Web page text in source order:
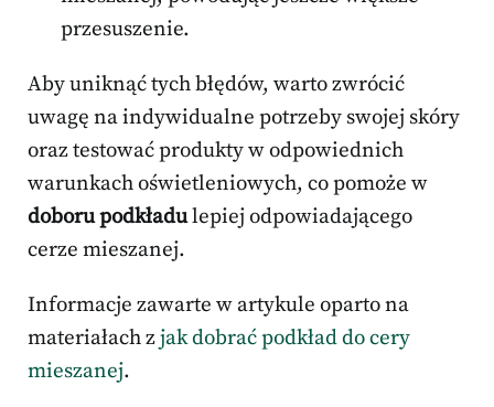
przesuszenie.
Aby uniknąć tych błędów, warto zwrócić
uwagę na indywidualne potrzeby swojej skóry
oraz testować produkty w odpowiednich
warunkach oświetleniowych, co pomoże w
doboru podkładulepiej odpowiadającego
cerze mieszanej.
Informacje zawarte w artykule oparto na
materiałach zjak dobrać podkład do cery
mieszanej.